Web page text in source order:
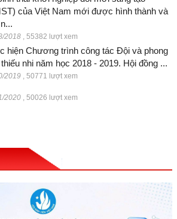
của Việt Nam mới được hình thành và
2018 55382 lượt xem
hiện Chương trình công tác Đội và phong
nhi năm học 2018 - 2019. Hội đồng ...
2019 50771 lượt xem
2020 50026 lượt xem